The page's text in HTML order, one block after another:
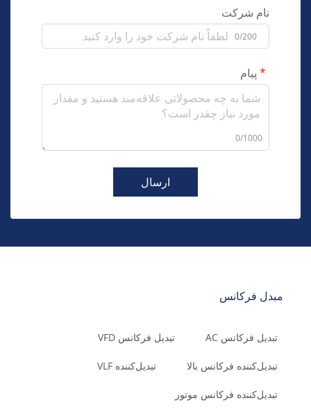
نام شرکت
0/200
پیام
0/1000
ارسال
مبدل فرکانس
تبدیل فرکانس AC تبدیل فرکانس VFD
تبدیل‌کننده فرکانس بالا تبدیل‌کننده VLF
تبدیل‌کننده فرکانس موتور